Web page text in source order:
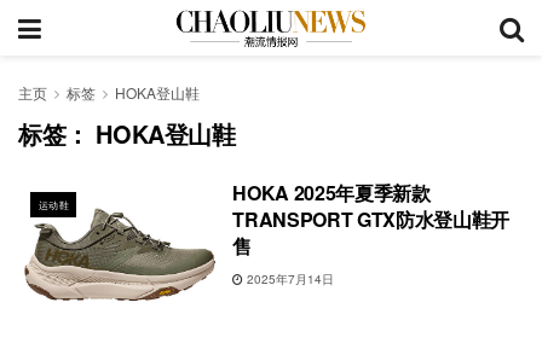
主页 标签 HOKA登山鞋
标签： HOKA登山鞋
运动鞋
HOKA 2025年夏季新款
TRANSPORT GTX防水登山鞋开
售
2025年7月14日